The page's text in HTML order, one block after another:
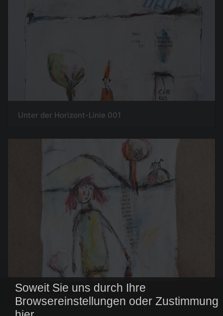
Soweit Sie uns durch Ihre
Browsereinstellungen oder Zustimmung
Unter der Horizont-Linie 001
Diese Zeit als wir ... 003